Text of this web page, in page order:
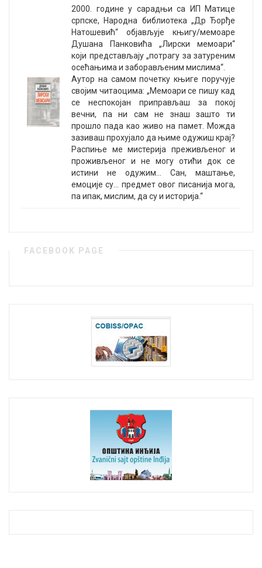
2000. године у сарадњи са ИП Матице
српске, Народна библиотека „Др Ђорђе
Натошевић“ објављује књигу/мемоаре
Душана Панковића „Лирски мемоари“
који представљају „потрагу за затуреним
осећањима и заборављеним мислима“.
Аутор на самом почетку књиге поручује
својим читаоцима: „Мемоари се пишу кад
се неспокојан приправљаш за покој
вечни, па ни сам не знаш зашто ти
прошло пада као живо на памет. Можда
зазиваш прохујало да њиме одужиш крај?
Распиње ме мистерија преживљеног и
проживљеног и не могу отићи док се
истини не одужим… Сан, маштање,
емоције су… предмет овог писанија мога,
па ипак, мислим, да су и историја.“
FACEBOOK PAGE